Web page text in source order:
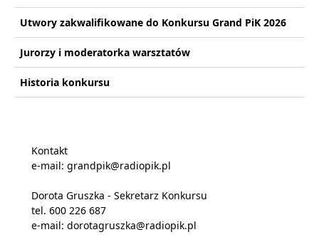
Utwory zakwalifikowane do Konkursu Grand PiK 2026
Jurorzy i moderatorka warsztatów
Historia konkursu
Kontakt
e-mail: grandpik@radiopik.pl
Dorota Gruszka - Sekretarz Konkursu
tel. 600 226 687
e-mail: dorotagruszka@radiopik.pl